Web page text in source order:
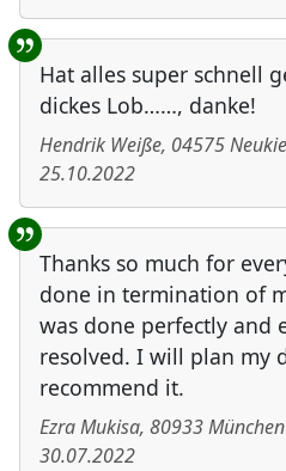
Hat alles super schnell
dickes Lob……, danke!
Hendrik Weiße, 04575
25.10.2022
Thanks so much for
done in termination of
was done perfectly and
resolved. I will plan my
recommend it.
Ezra Mukisa, 80933München
30.07.2022